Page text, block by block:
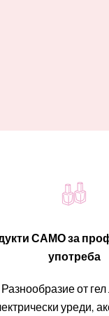
САМО за
употреба
Разнообразие от
уреди,